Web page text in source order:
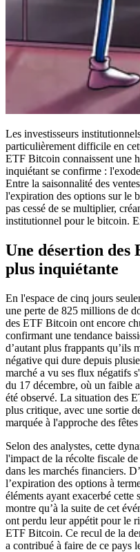
Les investisseurs
particulièrement difficile en
ETF Bitcoin connaissent une
inquiétant se confirme :
Entre la saisonnalité des
l'expiration des options sur le
pas cessé de se multiplier,
institutionnel pour le bitcoin.
Une désertion des
plus inquiétante
En l'espace de cinq jours
une perte de 825 millions de
des ETF Bitcoin ont encore
confirmant une tendance
d’autant plus frappants qu’ils
négative qui dure depuis
marché a vu ses flux négatifs
du 17 décembre, où un faible
été observé. La situation des
plus critique, avec une sortie
marquée à l'approche des
Selon des analystes, cette
l'impact de la récolte fiscale
dans les marchés financiers.
l’expiration des options à
éléments ayant exacerbé
montre qu’à la suite de cet
ont perdu leur appétit pour le
ETF Bitcoin. Ce recul de la
a contribué à faire de ce pays